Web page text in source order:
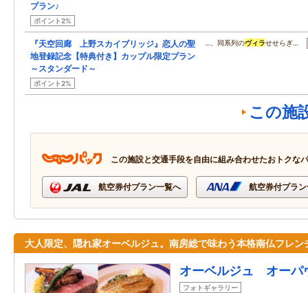
プラン♪
ポイント2%
『天空回廊 上野スカイブリッジ』恋人の聖
地登録記念【特典付き】カップル限定プラン
～スタンダード～
ポイント2%
…、同系列のヴィラせせらぎ…
この施
この施設と交通手段を自由に組み合わせたおトクな
航空券付プラン一覧へ 航空券付プラ
大人限定、隠れ家オーベルジュ。南房総で味わう本格南仏フレン
オーベルジュ オーパ
フォトギャラリー